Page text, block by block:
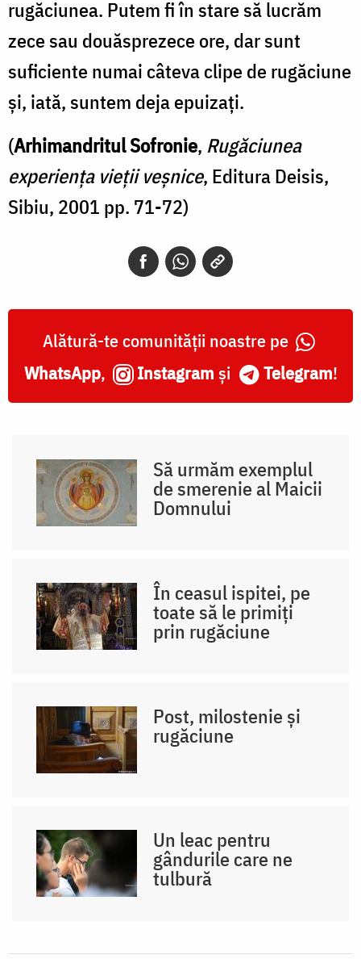
rugăciunea. Putem fi în stare să lucrăm
zece sau douăsprezece ore, dar sunt
suficiente numai câteva clipe de rugăciune
și, iată, suntem deja epuizați.
(Arhimandritul Sofronie, Rugăciunea
experiența vieții veșnice, Editura Deisis,
Sibiu, 2001 pp. 71-72)
Alătură-te comunității noastre pe
WhatsApp, Instagram și Telegram!
Să urmăm exemplul
de smerenie al Maicii
Domnului
În ceasul ispitei, pe
toate să le primiți
prin rugăciune
Post, milostenie și
rugăciune
Un leac pentru
gândurile care ne
tulbură